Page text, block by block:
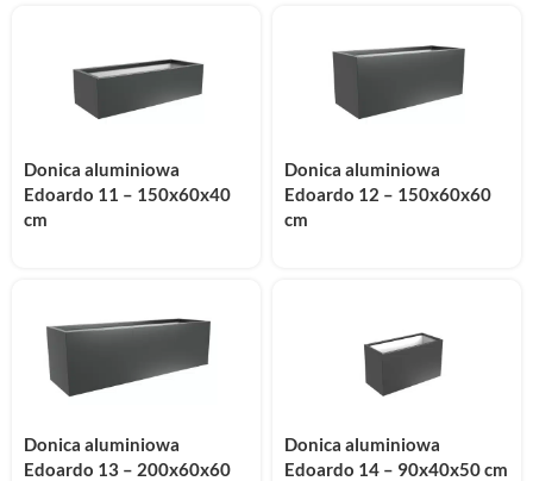
Donica aluminiowa
Edoardo 11 – 150x60x40
cm
Donica aluminiowa
Edoardo 12 – 150x60x60
cm
Donica aluminiowa
Edoardo 13 – 200x60x60
Donica aluminiowa
Edoardo 14 – 90x40x50 cm